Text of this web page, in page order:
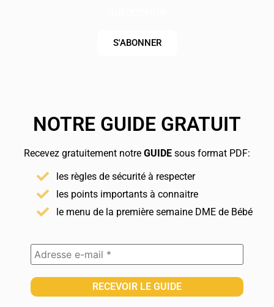
S'ABONNER
NOTRE GUIDE GRATUIT
Recevez gratuitement notre GUIDE sous format PDF:
les règles de sécurité à respecter
les points importants à connaitre
le menu de la première semaine DME de Bébé